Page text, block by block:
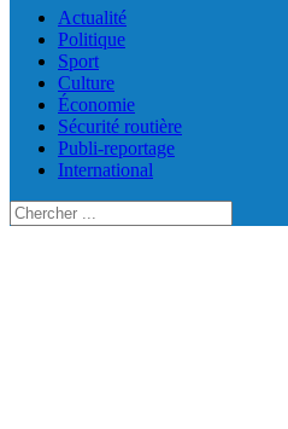
Actualité
Politique
Sport
Culture
Économie
Sécurité routière
Publi-reportage
International